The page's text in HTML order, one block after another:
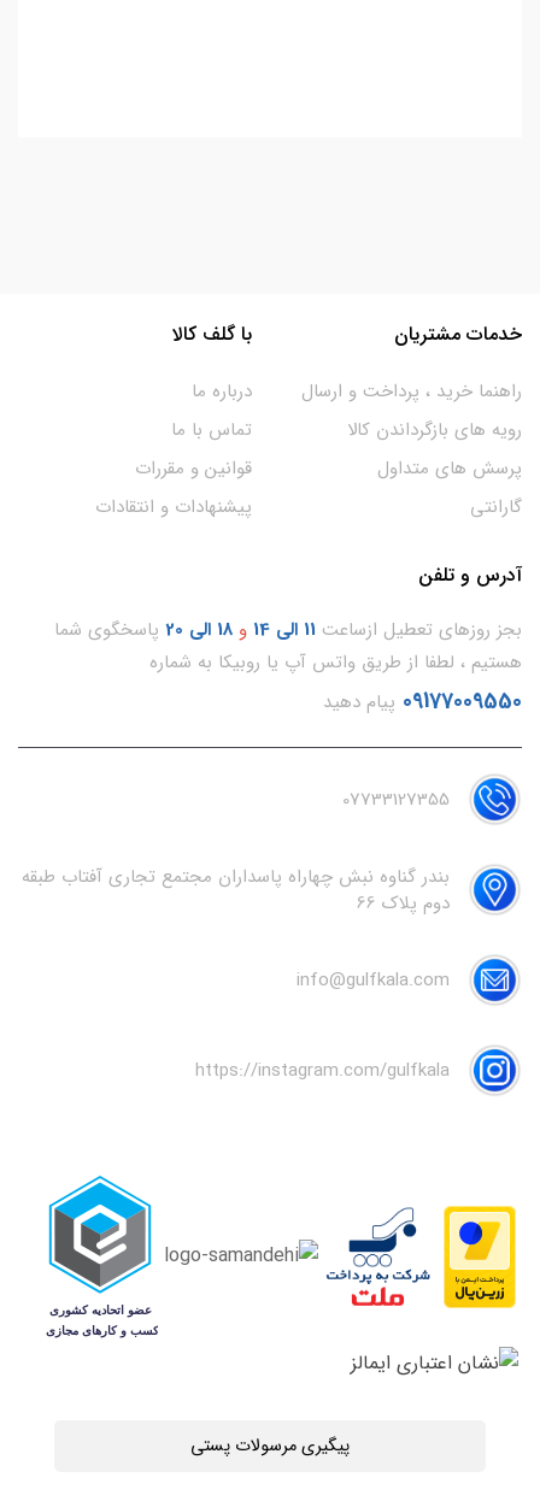
خدمات مشتریان
راهنما خرید ، پرداخت و ارسال
رویه های بازگرداندن کالا
پرسش های متداول
گارانتی
با گلف کالا
درباره ما
تماس با ما
قوانین و مقررات
پیشنهادات و انتقادات
آدرس و تلفن
بجز روزهای تعطیل ازساعت 11 الی 14 و 18 الی 20
پاسخگوی شما
هستیم ، لطفا از طریق واتس آپ یا روبیکا به شماره
09177009550 پیام دهید
07733127355
بندر گناوه نبش چهاراه پاسداران مجتمع تجاری آفتاب طبقه
دوم پلاک 66
info@gulfkala.com
https://instagram.com/gulfkala
پیگیری مرسولات پستی